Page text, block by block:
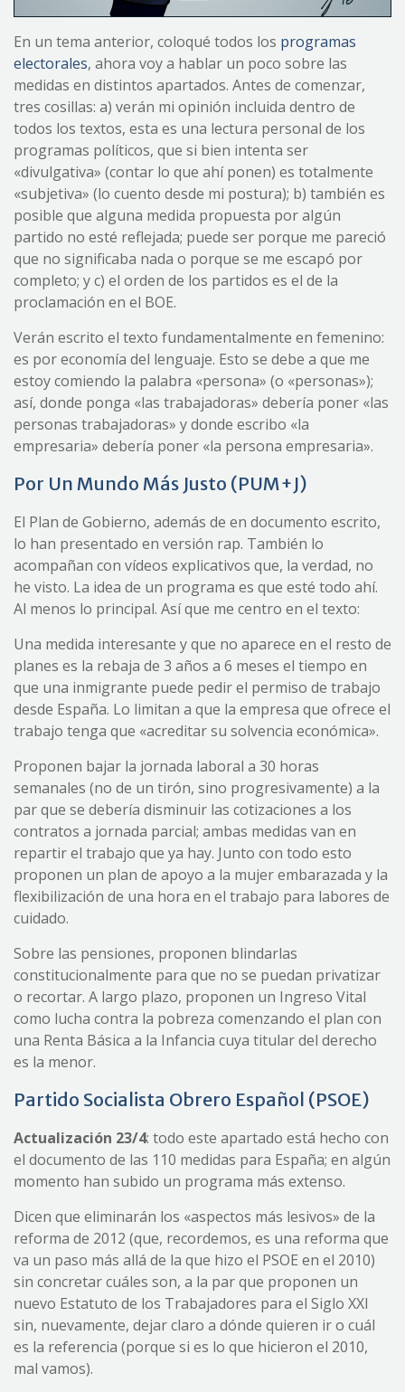
En un tema anterior, coloqué todos los programas
electorales, ahora voy a hablar un poco sobre las
medidas en distintos apartados. Antes de comenzar,
tres cosillas: a) verán mi opinión incluida dentro de
todos los textos, esta es una lectura personal de los
programas políticos, que si bien intenta ser
«divulgativa» (contar lo que ahí ponen) es totalmente
«subjetiva» (lo cuento desde mi postura); b) también es
posible que alguna medida propuesta por algún
partido no esté reflejada; puede ser porque me pareció
que no significaba nada o porque se me escapó por
completo; y c) el orden de los partidos es el de la
proclamación en el BOE.
Verán escrito el texto fundamentalmente en femenino:
es por economía del lenguaje. Esto se debe a que me
estoy comiendo la palabra «persona» (o «personas»);
así, donde ponga «las trabajadoras» debería poner «las
personas trabajadoras» y donde escribo «la
empresaria» debería poner «la persona empresaria».
Por Un Mundo Más Justo (PUM+J)
El Plan de Gobierno, además de en documento escrito,
lo han presentado en versión rap. También lo
acompañan con vídeos explicativos que, la verdad, no
he visto. La idea de un programa es que esté todo ahí.
Al menos lo principal. Así que me centro en el texto:
Una medida interesante y que no aparece en el resto de
planes es la rebaja de 3 años a 6 meses el tiempo en
que una inmigrante puede pedir el permiso de trabajo
desde España. Lo limitan a que la empresa que ofrece el
trabajo tenga que «acreditar su solvencia económica».
Proponen bajar la jornada laboral a 30 horas
semanales (no de un tirón, sino progresivamente) a la
par que se debería disminuir las cotizaciones a los
contratos a jornada parcial; ambas medidas van en
repartir el trabajo que ya hay. Junto con todo esto
proponen un plan de apoyo a la mujer embarazada y la
flexibilización de una hora en el trabajo para labores de
cuidado.
Sobre las pensiones, proponen blindarlas
constitucionalmente para que no se puedan privatizar
o recortar. A largo plazo, proponen un Ingreso Vital
como lucha contra la pobreza comenzando el plan con
una Renta Básica a la Infancia cuya titular del derecho
es la menor.
Partido Socialista Obrero Español (PSOE)
Actualización 23/4: todo este apartado está hecho con
el documento de las 110 medidas para España; en algún
momento han subido un programa más extenso.
Dicen que eliminarán los «aspectos más lesivos» de la
reforma de 2012 (que, recordemos, es una reforma que
va un paso más allá de la que hizo el PSOE en el 2010)
sin concretar cuáles son, a la par que proponen un
nuevo Estatuto de los Trabajadores para el Siglo XXI
sin, nuevamente, dejar claro a dónde quieren ir o cuál
es la referencia (porque si es lo que hicieron el 2010,
mal vamos).